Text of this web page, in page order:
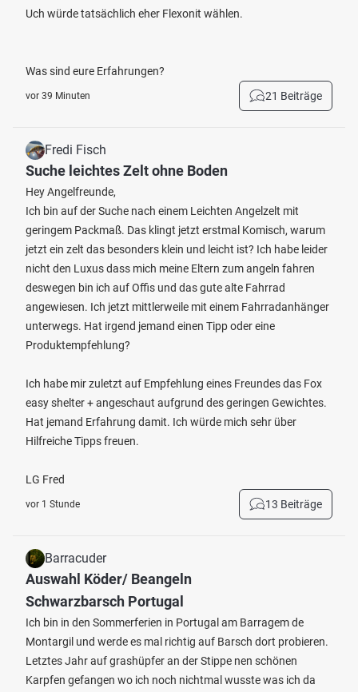
Uch würde tatsächlich eher Flexonit wählen.
Was sind eure Erfahrungen?
vor 39 Minuten 21 Beiträge
Fredi Fisch
Suche leichtes Zelt ohne Boden
Hey Angelfreunde,
Ich bin auf der Suche nach einem Leichten Angelzelt mit
geringem Packmaß. Das klingt jetzt erstmal Komisch, warum
jetzt ein zelt das besonders klein und leicht ist? Ich habe leider
nicht den Luxus dass mich meine Eltern zum angeln fahren
deswegen bin ich auf Offis und das gute alte Fahrrad
angewiesen. Ich jetzt mittlerweile mit einem Fahrradanhänger
unterwegs. Hat irgend jemand einen Tipp oder eine
Produktempfehlung?
Ich habe mir zuletzt auf Empfehlung eines Freundes das Fox
easy shelter + angeschaut aufgrund des geringen Gewichtes.
Hat jemand Erfahrung damit. Ich würde mich sehr über
Hilfreiche Tipps freuen.
LG Fred
vor 1 Stunde 13 Beiträge
Barracuder
Auswahl Köder/ Beangeln
Schwarzbarsch Portugal
Ich bin in den Sommerferien in Portugal am Barragem de
Montargil und werde es mal richtig auf Barsch dort probieren.
Letztes Jahr auf grashüpfer an der Stippe nen schönen
Karpfen gefangen wo ich noch nichtmal wusste was ich da